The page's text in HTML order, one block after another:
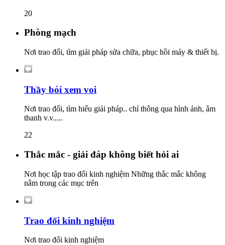
20
Phòng mạch
Nơi trao đổi, tìm giải pháp sửa chữa, phục hồi máy & thiết bị.
Thầy bói xem voi
Nơi trao đổi, tìm hiểu giải pháp.. chỉ thông qua hình ảnh, âm
thanh v.v.....
22
Thắc mắc - giải đáp không biết hỏi ai
Nơi học tập trao đổi kinh nghiệm Những thắc mắc không
nằm trong các mục trên
Trao đổi kinh nghiệm
Nơi trao đổi kinh nghiệm